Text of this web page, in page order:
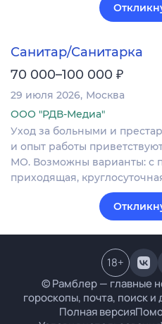
Санитар/Санитарка
70 000–100 000 ₽
29 июля 2026 Москва
ООО "РДВ-Медиа"
Уход за больными и
и опыт работы
МО. Возможны варианты: с
приходящая,
© Рамблер — главные
гороскопы, почта, поиск
Полная версия
18+